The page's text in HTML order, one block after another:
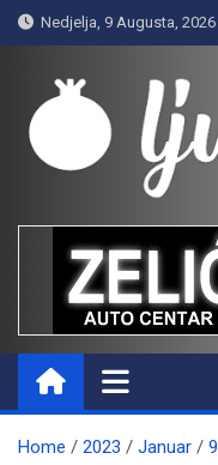
Skip
to
content
Nedjelja, 9 Augusta, 2026
Ljubušaci
Svom voljenom gradu
Home 2023 Januar
9